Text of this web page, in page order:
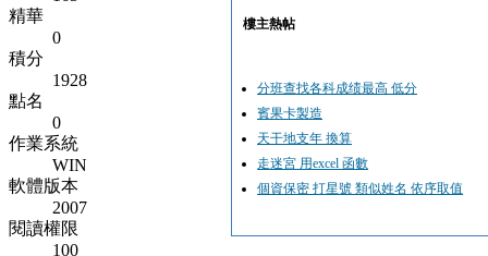
精華
0
積分
1928
點名
0
作業系統
WIN
軟體版本
2007
閱讀權限
100
樓主熱帖
分班查找各科成绩最高 低分
賓果卡製造
天干地支年 換算
走迷宮 用excel 函數
個資保密 打星號 類似姓名 依序取值